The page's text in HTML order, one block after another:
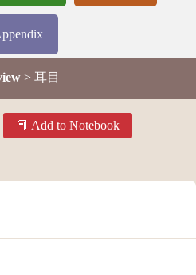
> 耳目
Add to Notebook